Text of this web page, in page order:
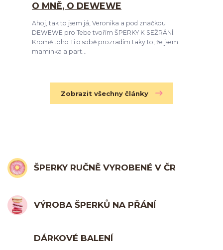
O MNĚ, O DEWEWE
Ahoj, tak to jsem já, Veronika a pod značkou
DEWEWE pro Tebe tvořím ŠPERKY K SEŽRÁNÍ.
Kromě toho Ti o sobě prozradím taky to, že jsem
maminka a part...
Zobrazit všechny články
ŠPERKY RUČNĚ VYROBENÉ V ČR
VÝROBA ŠPERKŮ NA PŘÁNÍ
DÁRKOVÉ BALENÍ